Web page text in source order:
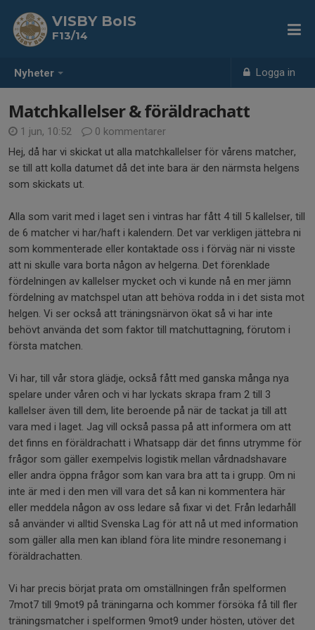
Nyheter Logga in
VISBY BoIS
F13/14
Matchkallelser & föräldrachatt
1 jun, 10:52
0 kommentarer
Hej, då har vi skickat ut alla matchkallelser för vårens matcher,
se till att kolla datumet då det inte bara är den närmsta helgens
som skickats ut.
Alla som varit med i laget sen i vintras har fått 4 till 5 kallelser, till
de 6 matcher vi har/haft i kalendern. Det var verkligen jättebra ni
som kommenterade eller kontaktade oss i förväg när ni visste
att ni skulle vara borta någon av helgerna. Det förenklade
fördelningen av kallelser mycket och vi kunde nå en mer jämn
fördelning av matchspel utan att behöva rodda in i det sista mot
helgen. Vi ser också att träningsnärvon ökat så vi har inte
behövt använda det som faktor till matchuttagning, förutom i
första matchen.
Vi har, till vår stora glädje, också fått med ganska många nya
spelare under våren och vi har lyckats skrapa fram 2 till 3
kallelser även till dem, lite beroende på när de tackat ja till att
vara med i laget. Jag vill också passa på att informera om att
det finns en föräldrachatt i Whatsapp där det finns utrymme för
frågor som gäller exempelvis logistik mellan vårdnadshavare
eller andra öppna frågor som kan vara bra att ta i grupp. Om ni
inte är med i den men vill vara det så kan ni kommentera här
eller meddela någon av oss ledare så fixar vi det. Från ledarhåll
så använder vi alltid Svenska Lag för att nå ut med information
som gäller alla men kan ibland föra lite mindre resonemang i
föräldrachatten.
Vi har precis börjat prata om omställningen från spelformen
7mot7 till 9mot9 på träningarna och kommer försöka få till fler
träningsmatcher i spelformen 9mot9 under hösten, utöver det